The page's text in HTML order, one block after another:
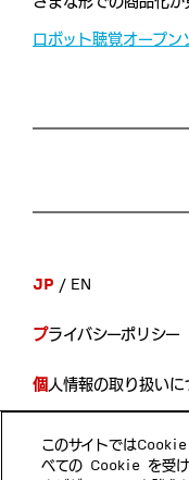
ロボット聴覚オープ
JP
EN
プライバシーポリシー
個人情報の取り扱い
開示等の手続き
このサイトでは
べての Cookie を受け